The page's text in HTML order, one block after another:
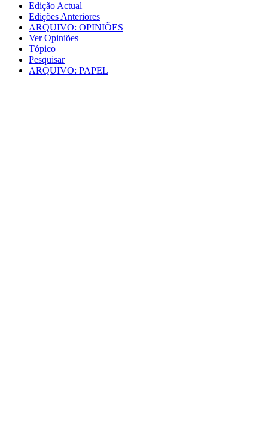
Edição Actual
Edições Anteriores
ARQUIVO: OPINIÕES
Ver Opiniões
Tópico
Pesquisar
ARQUIVO: PAPEL